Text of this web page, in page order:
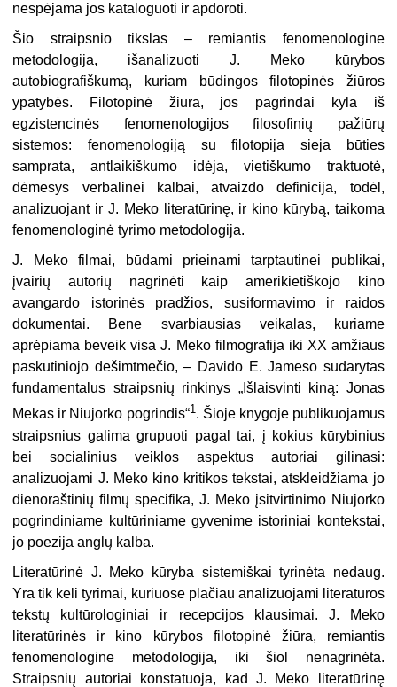
nespėjama jos kataloguoti ir apdoroti.
Šio straipsnio tikslas – remiantis fenomenologine
metodologija, išanalizuoti J. Meko kūrybos
autobiografiškumą, kuriam būdingos filotopinės žiūros
ypatybės. Filotopinė žiūra, jos pagrindai kyla iš
egzistencinės fenomenologijos filosofinių pažiūrų
sistemos: fenomenologiją su filotopija sieja būties
samprata, antlaikiškumo idėja, vietiškumo traktuotė,
dėmesys verbalinei kalbai, atvaizdo definicija, todėl,
analizuojant ir J. Meko literatūrinę, ir kino kūrybą, taikoma
fenomenologinė tyrimo metodologija.
J. Meko filmai, būdami prieinami tarptautinei publikai,
įvairių autorių nagrinėti kaip amerikietiškojo kino
avangardo istorinės pradžios, susiformavimo ir raidos
dokumentai. Bene svarbiausias veikalas, kuriame
aprėpiama beveik visa J. Meko filmografija iki XX amžiaus
paskutiniojo dešimtmečio, – Davido E. Jameso sudarytas
fundamentalus straipsnių rinkinys „Išlaisvinti kiną: Jonas
Mekas ir Niujorko pogrindis“1. Šioje knygoje publikuojamus
straipsnius galima grupuoti pagal tai, į kokius kūrybinius
bei socialinius veiklos aspektus autoriai gilinasi:
analizuojami J. Meko kino kritikos tekstai, atskleidžiama jo
dienoraštinių filmų specifika, J. Meko įsitvirtinimo Niujorko
pogrindiniame kultūriniame gyvenime istoriniai kontekstai,
jo poezija anglų kalba.
Literatūrinė J. Meko kūryba sistemiškai tyrinėta nedaug.
Yra tik keli tyrimai, kuriuose plačiau analizuojami literatūros
tekstų kultūrologiniai ir recepcijos klausimai. J. Meko
literatūrinės ir kino kūrybos filotopinė žiūra, remiantis
fenomenologine metodologija, iki šiol nenagrinėta.
Straipsnių autoriai konstatuoja, kad J. Meko literatūrinę